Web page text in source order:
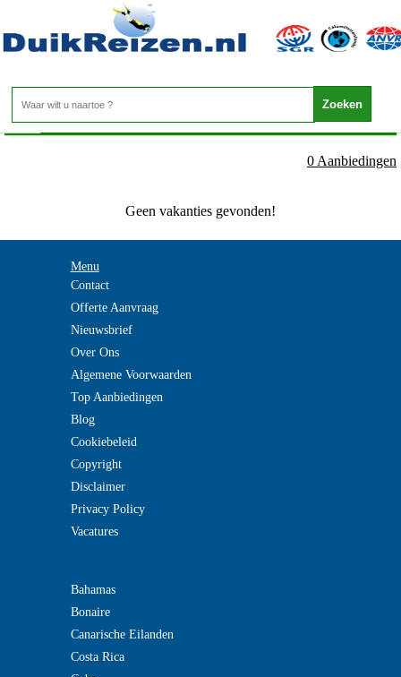
- -
Home>
0 Aanbiedingen
Geen vakanties gevonden!
Menu
Contact
Offerte Aanvraag
Nieuwsbrief
Over Ons
Algemene Voorwaarden
Top Aanbiedingen
Blog
Cookiebeleid
Copyright
Disclaimer
Privacy Policy
Vacatures
Bahamas
Bonaire
Canarische Eilanden
Costa Rica